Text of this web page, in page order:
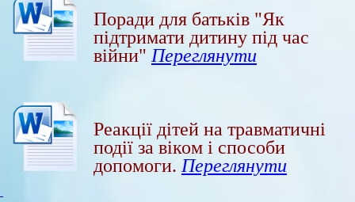
Поради для батьків "Як
підтримати дитину під час
війни" Переглянути
Реакції дітей на травматичні
події за віком і способи
допомоги. Переглянути